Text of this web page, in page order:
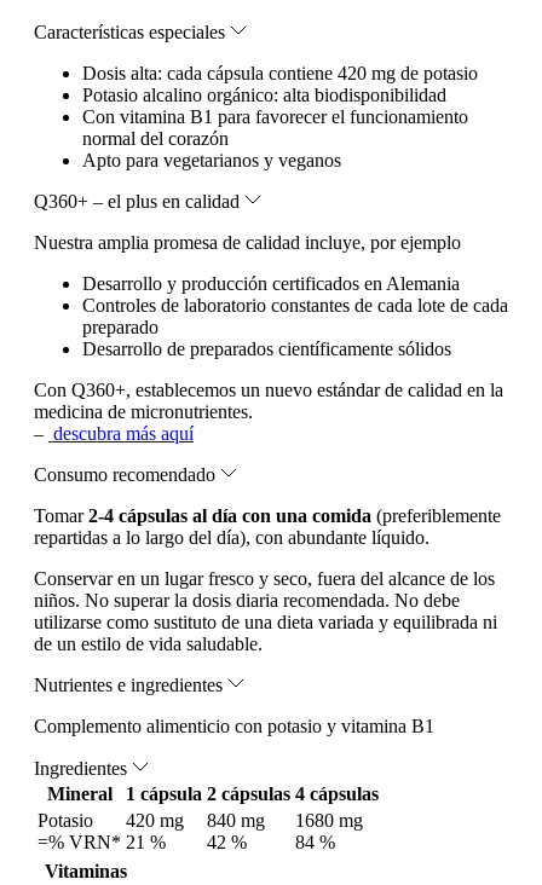
Características especiales
Dosis alta: cada cápsula contiene 420 mg de potasio
Potasio alcalino orgánico: alta biodisponibilidad
Con vitamina B1 para favorecer el funcionamiento
normal del corazón
Apto para vegetarianos y veganos
Q360+ – el plus en calidad
Nuestra amplia promesa de calidad incluye, por ejemplo
Desarrollo y producción certificados en Alemania
Controles de laboratorio constantes de cada lote de cada
preparado
Desarrollo de preparados científicamente sólidos
Con Q360+, establecemos un nuevo estándar de calidad en la
medicina de micronutrientes.
– descubra más aquí
Consumo recomendado
Tomar2-4 cápsulas al día con una comida (preferiblemente
repartidas a lo largo del día), con abundante líquido.
Conservar en un lugar fresco y seco, fuera del alcance de los
niños. No superar la dosis diaria recomendada. No debe
utilizarse como sustituto de una dieta variada y equilibrada ni
de un estilo de vida saludable.
Nutrientes e ingredientes
Complemento alimenticio con potasio y vitamina B1
Ingredientes
Mineral
1 cápsula 2 cápsulas 4 cápsulas
Potasio
=% VRN*
420 mg
21 %
840 mg
42 %
1680 mg
84 %
Vitaminas